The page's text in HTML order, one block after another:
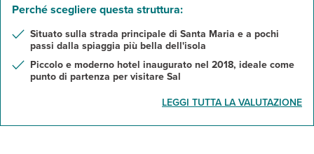
Perché scegliere questa struttura:
Situato sulla strada principale di Santa Maria e a pochi
passi dalla spiaggia più bella dell'isola
Piccolo e moderno hotel inaugurato nel 2018, ideale come
punto di partenza per visitare Sal
LEGGI TUTTA LA VALUTAZIONE